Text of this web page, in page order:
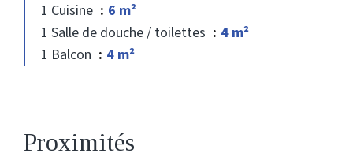
1 Cuisine
6 m²
1 Salle de douche / toilettes
4 m²
1 Balcon
4 m²
Proximités